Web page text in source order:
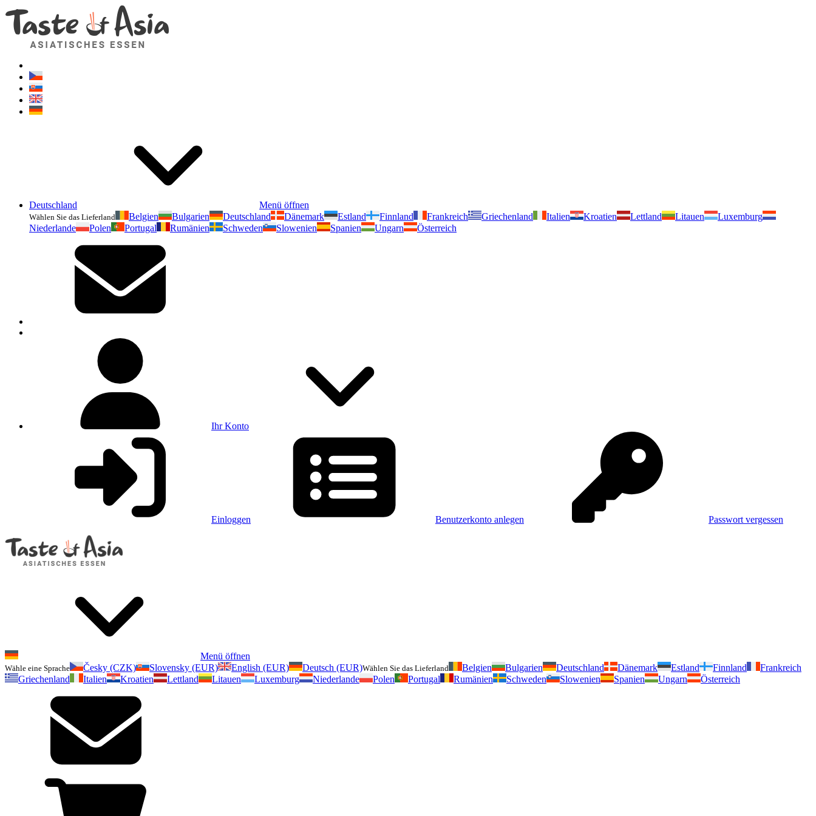
Deutschland Menü öffnen
Wählen Sie das Lieferland Belgien Bulgarien Deutschland Dänemark Estland Finnland Frankreich Griechenland Italien Kroatien Lettland Litauen
Luxemburg
Niederlande
Polen Portugal Rumänien Schweden Slowenien Spanien Ungarn Österreich
Ihr Konto
Einloggen Benutzerkonto anlegen Passwort vergessen
Menü öffnen
Wähle eine Sprache Česky (CZK) Slovensky (EUR) English (EUR) Deutsch (EUR)Wählen Sie das Lieferland Belgien Bulgarien Deutschland Dänemark Estland Finnland
Frankreich
Griechenland
Italien Kroatien Lettland Litauen Luxemburg Niederlande Polen Portugal Rumänien Schweden Slowenien Spanien Ungarn Österreich